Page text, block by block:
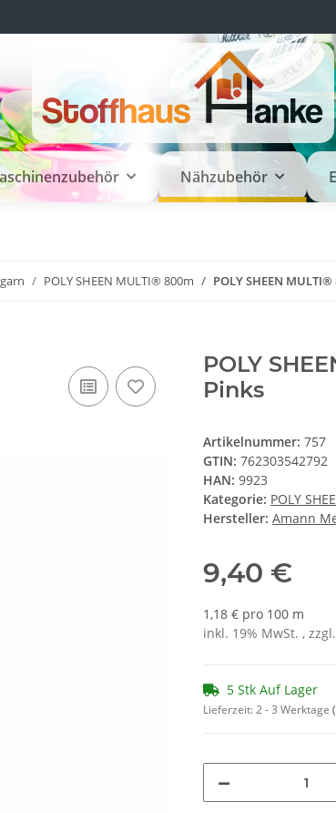
Nähzubehör
POLY SHEEN MULTI® 800m POLY SHEEN
POLY
Pinks
Artikelnummer: 757
GTIN: 762303542792
HAN: 9923
Kategorie: POLY
Hersteller: Amann
9,40 €
1,18 € pro 100 m
inkl. 19% MwSt. , zzgl.
5 Stk Auf Lager
Lieferzeit:2 - 3 Werktage